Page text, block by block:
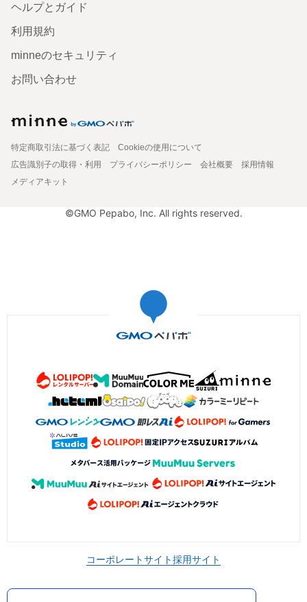
ヘルプとガイド
利用規約
minneのセキュリティ
お問い合わせ
特定商取引法に基づく表記
Cookieの使用について
広告識別子の取得・利用
プライバシーポリシー 会社概要
採用情報
メディアキット
©GMO Pepabo, Inc. All rights reserved.
コーポレートサイト採用サイト